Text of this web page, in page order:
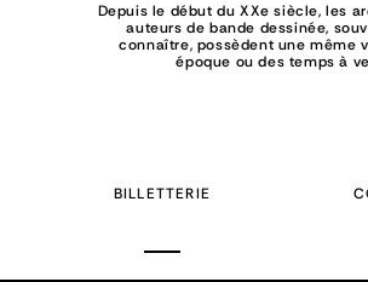
Depuis le début du XXe siècle, les
auteurs de bande dessinée,
connaître, possèdent une même
époque ou des temps à
BILLETTERIE